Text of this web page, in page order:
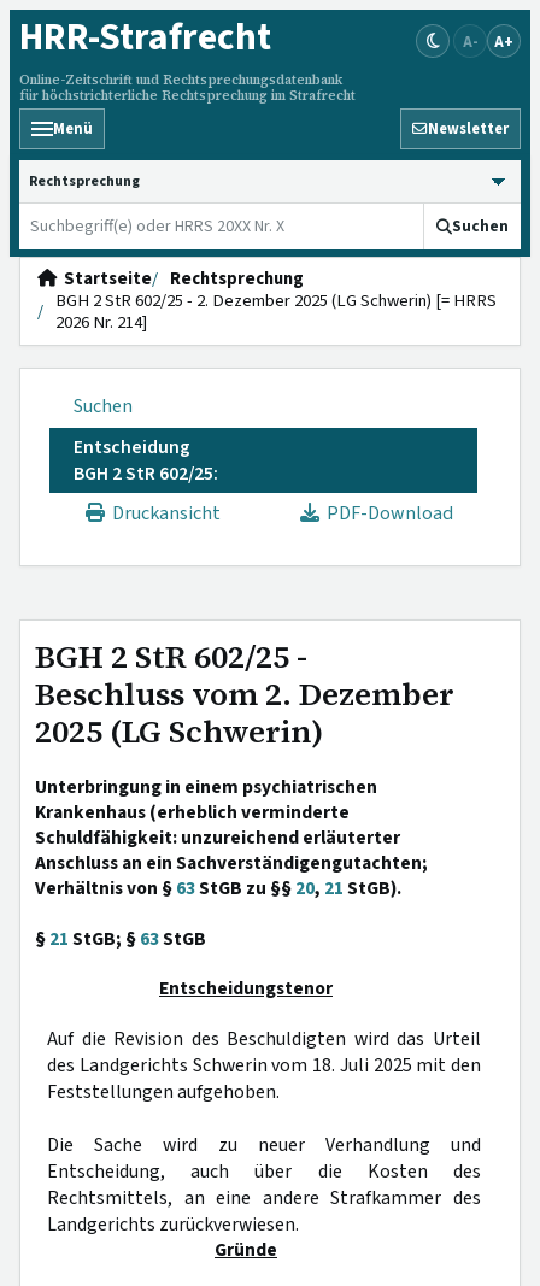
HRR-Strafrecht
Online-Zeitschrift und Rechtsprechungsdatenbank
für höchstrichterliche Rechtsprechung im Strafrecht
A- A+
Menü Newsletter
HRRS durchsuchen
Suchen
Startseite
Rechtsprechung
BGH 2 StR 602/25 - 2. Dezember 2025 (LG Schwerin) [= HRRS
2026 Nr. 214]
Suchen
Entscheidung
BGH 2 StR 602/25:
Druckansicht
PDF-Download
BGH 2 StR 602/25 -
Beschluss vom 2. Dezember
2025 (LG Schwerin)
Unterbringung in einem psychiatrischen
Krankenhaus (erheblich verminderte
Schuldfähigkeit: unzureichend erläuterter
Anschluss an ein Sachverständigengutachten;
Verhältnis von §63StGB zu §§20, 21StGB).
§21StGB; §63StGB
Entscheidungstenor
Auf die Revision des Beschuldigten wird das Urteil
des Landgerichts Schwerin vom 18. Juli 2025 mit den
Feststellungen aufgehoben.
Die Sache wird zu neuer Verhandlung und
Entscheidung, auch über die Kosten des
Rechtsmittels, an eine andere Strafkammer des
Landgerichts zurückverwiesen.
Gründe